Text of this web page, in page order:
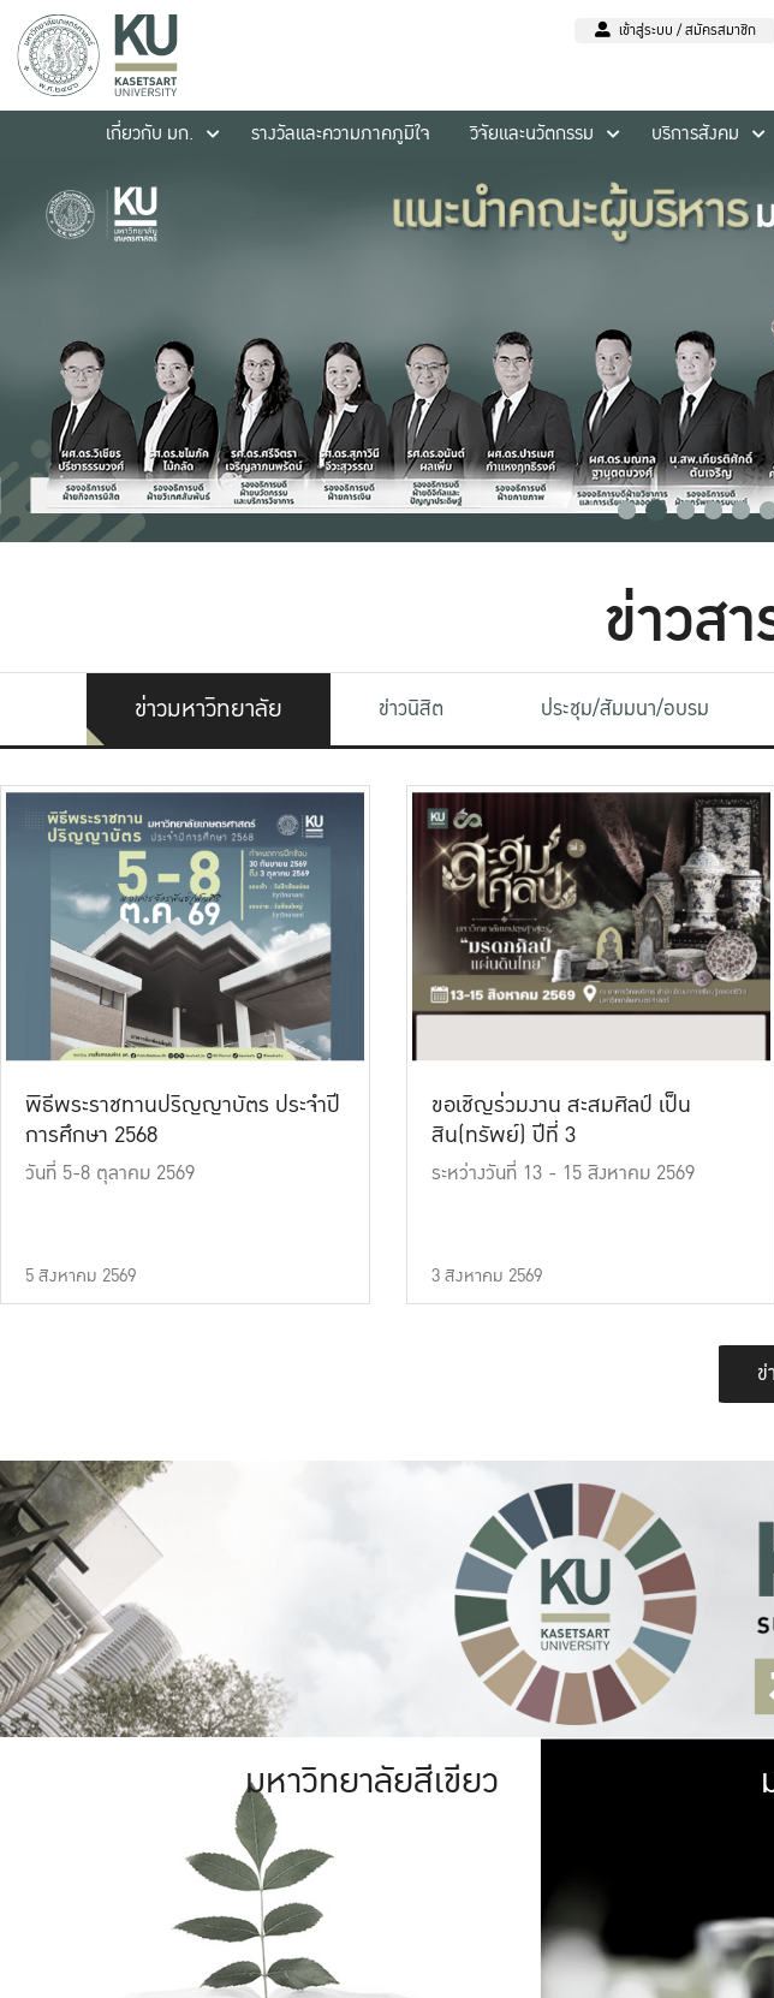
เข้าสู่ระบบ / สมัครสมาชิก
เกี่ยวกับ มก.
รางวัลและความภาคภูมิใจ วิจัยและนวัตกรรม บริการสังคม
ข่าวส
ข่าวมหาวิทยาลัย ข่าวนิสิต ประชุม/สัมมนา/อบรม
พิธีพระราชทานปริญญาบัตร ประจำปี
การศึกษา 2568
วันที่ 5-8 ตุลาคม 2569
5 สิงหาคม 2569
ขอเชิญร่วมงาน สะสมศิลป์ เป็น
สิน(ทรัพย์) ปีที่ 3
ระหว่างวันที่ 13 - 15 สิงหาคม 2569
3 สิงหาคม 2569
มหาวิทยาลัยสีเขียว